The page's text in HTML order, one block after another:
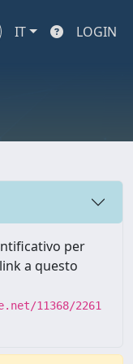
IT LOGIN
per
a questo
11368/2261